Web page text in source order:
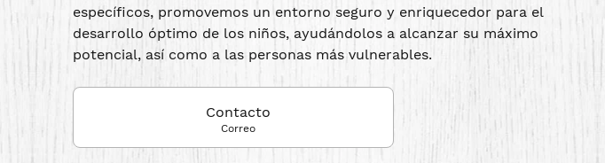
específicos, promovemos un entorno seguro y enriquecedor para el
desarrollo óptimo de los niños, ayudándolos a alcanzar su máximo
potencial, así como a las personas más vulnerables.
Contacto
Correo